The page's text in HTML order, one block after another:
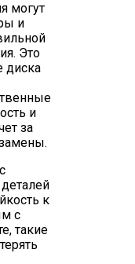
могут
и
Это
диска
и
за
к
с
такие